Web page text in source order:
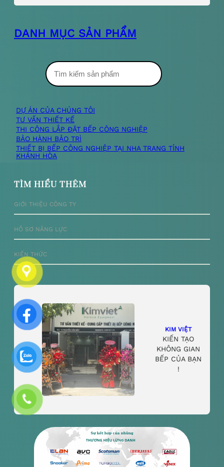
DANH MỤC SẢN PHẨM
m
k
i
ế
m
DỰ ÁN CỦA CHÚNG TÔI
TƯ VẤN THIẾT KẾ
THI CÔNG LẮP ĐẶT BẾP CÔNG NGHIỆP
BẢO HÀNH BẢO TRÌ
THIẾT BỊ BẾP CÔNG NGHIỆP TẠI NHA TRANG TỈNH
KHÁNH HÒA
TÌM HIỂU THÊM
GIỚI THIỆU CÔNG TY
HỒ SƠ NĂNG LỰC
KIẾN THỨC
KIM VIỆT
KIẾN TẠO
KHÔNG GIAN
BẾP CỦA BẠN
!